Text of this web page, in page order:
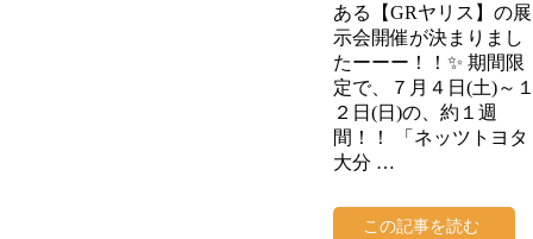
ある【GRヤリス】の展
示会開催が決まりまし
たーーー！！✨ 期間限
定で、７月４日(土)～
２日(日)の、約１週
間！！ 「ネッツトヨタ
大分 …
この記事を読む